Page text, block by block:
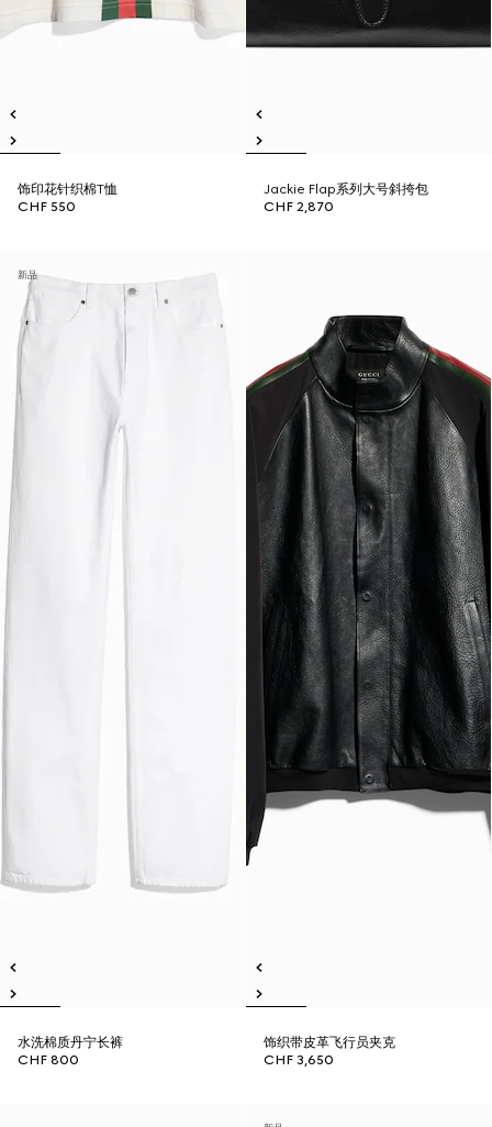
饰印花针织棉T恤
CHF 550
Jackie Flap系列大号斜挎包
CHF 2,870
新品
水洗棉质丹宁长裤
CHF 800
饰织带皮革飞行员夹克
CHF 3,650